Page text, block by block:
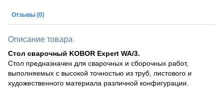
Отзывы (0)
Описание товара
Стол сварочный KOBOR Expert WA/3.
Стол предназначен для сварочных и сборочных работ,
выполняемых с высокой точностью из труб, листового и
художественного материала различной конфигурации.